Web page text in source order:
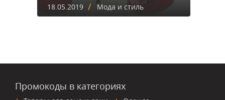
18.05.2019 / Мода и стиль
Промокоды в категориях